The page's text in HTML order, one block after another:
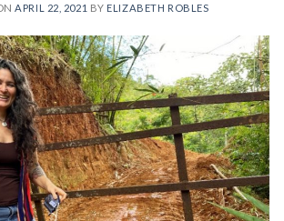
APRIL 22, 2021 BY ELIZABETH ROBLES